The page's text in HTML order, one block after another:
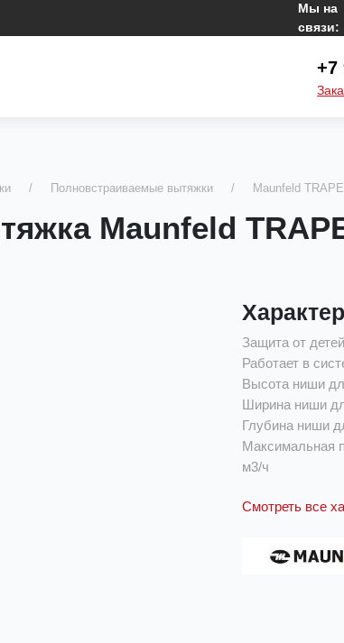
Мы на
связи:
+7
Полновстраиваемые вытяжки Maunfeld
Maunfeld
Защита от детей
Работает в
Высота ниши
Ширина ниши
Глубина ниши
Максимальная
м3/ч
Смотреть все